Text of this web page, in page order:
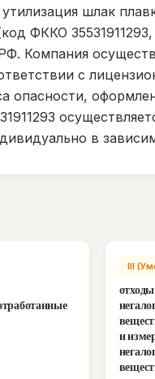
шлак
ФККО
Компания
с
опасности,
в
III
и